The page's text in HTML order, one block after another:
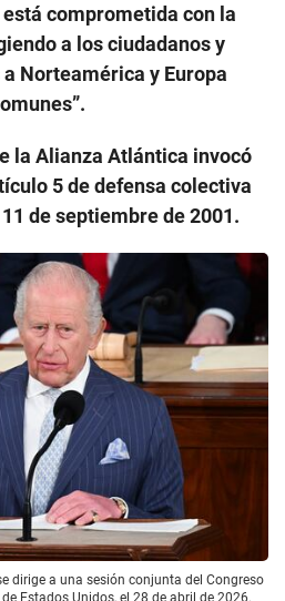
está comprometida con la
a los ciudadanos y
Norteamérica y Europa
la Alianza Atlántica invocó
5 de defensa colectiva
de septiembre de 2001.
dirige a una sesión conjunta del Congreso
Estados Unidos, el 28 de abril de 2026.